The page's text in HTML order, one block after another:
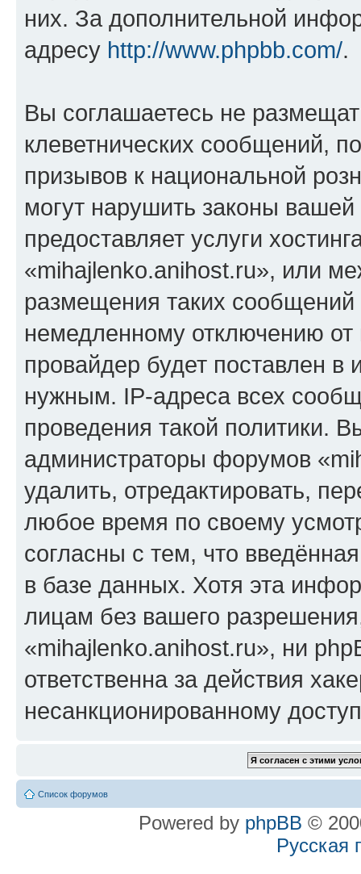
них. За дополнительной
адресу http://www.phpbb.com/.
Вы соглашаетесь не
клеветнических сообщений,
призывов к национальной
могут нарушить законы
предоставляет услуги
«mihajlenko.anihost.ru», или
размещения таких
немедленному отключению
провайдер будет поставлен в
нужным. IP-адреса всех
проведения такой политики.
администраторы форумов
удалить, отредактировать,
любое время по своему
согласны с тем, что
в базе данных. Хотя эта
лицам без вашего
«mihajlenko.anihost.ru», ни
ответственна за действия
несанкционированному
Список форумов
Powered by phpBB ©
Русская